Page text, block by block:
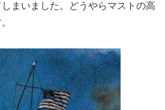
まいました。どうやらマストの高